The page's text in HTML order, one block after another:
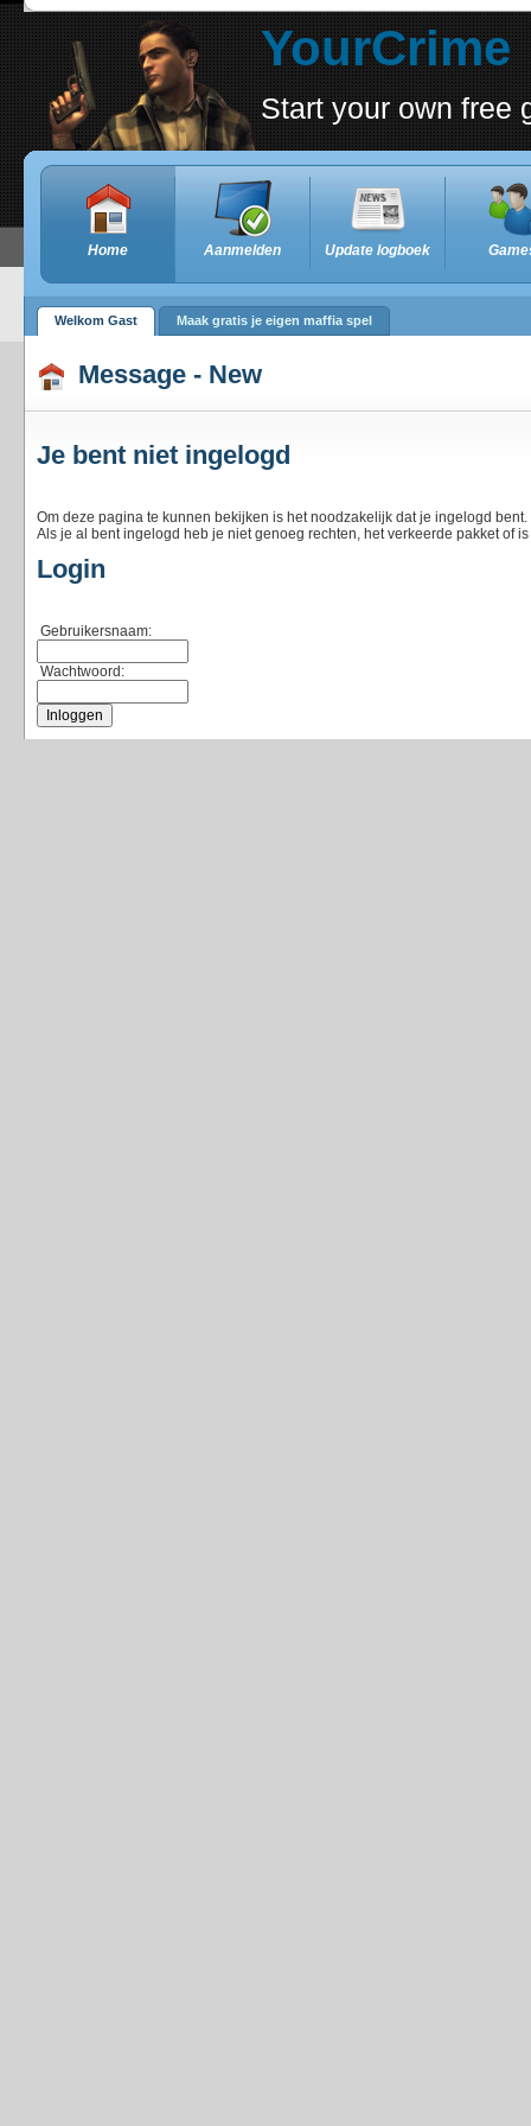
YourCrime
Start your own free
Home Aanmelden Update logboek
Welkom Gast Maak gratis je eigen maffia spel
Message - New
Je bent niet ingelogd
Om deze pagina te kunnen bekijken is het noodzakelijk dat je ingelogd bent.
Als je al bent ingelogd heb je niet genoeg rechten, het verkeerde pakket of
Login
Gebruikersnaam:
Wachtwoord: